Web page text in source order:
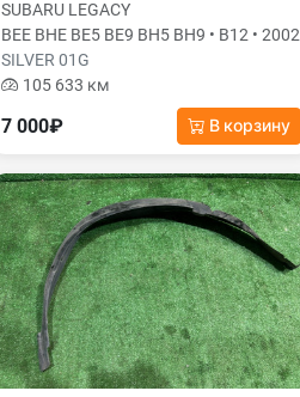
SUBARU LEGACY
BEE BHE BE5 BE9 BH5 BH9 • B12 • 2002
SILVER 01G
105 633 км
7 000₽ В корзину